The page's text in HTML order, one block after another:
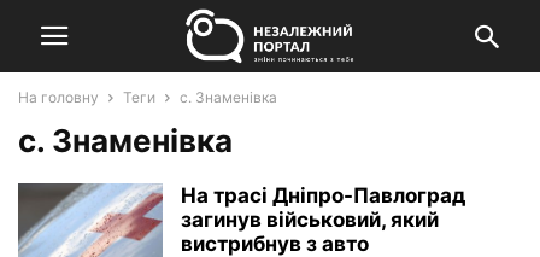
На головну Теги с. Знаменівка
с. Знаменівка
На трасі Дніпро-Павлоград
загинув військовий, який
вистрибнув з авто